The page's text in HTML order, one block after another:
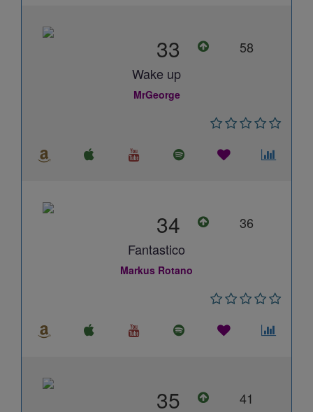
33
58
Wake up
MrGeorge
34
36
Fantastico
Markus Rotano
35
41